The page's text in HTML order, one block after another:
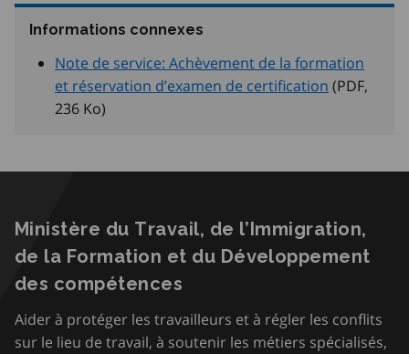
Informations connexes
Note de service: Achèvement de la formation
et réservation d’examen de certification (PDF,
236 Ko)
Ministère du Travail, de l’Immigration,
de la Formation et du Développement
des compétences
Aider à protéger les travailleurs et à régler les conflits
sur le lieu de travail, à soutenir les métiers spécialisés,